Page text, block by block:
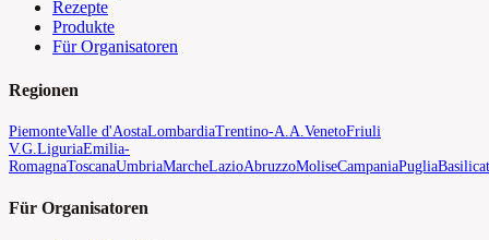
Rezepte
Produkte
Für Organisatoren
Regionen
PiemonteValle d'AostaLombardiaTrentino-A.A. VenetoFriuli
V.G. LiguriaEmilia-
RomagnaToscanaUmbriaMarcheLazioAbruzzoMoliseCampaniaPuglia
Für Organisatoren